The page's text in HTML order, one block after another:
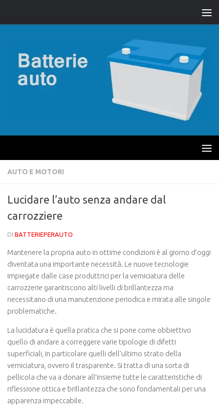
AUTO E MOTORI
Lucidare l’auto senza andare dal
carrozziere
DI BATTERIEPERAUTO
Mantenere la propria auto in ottime condizioni è al giorno d’oggi
diventata una importante necessità. Le nuove tecnologie
impiegate dalle case produttrici per la verniciatura delle
carrozzerie garantiscono alti livelli di brillantezza ma
necessitano di una manutenzione periodica e mirata alle singole
problematiche.
La lucidatura è quella pratica che si pone come obbiettivo
quello di andare a correggere varie tipologie di difetti
superficiali, in particolare quelli dell’ultimo strato della
verniciatura, ovvero il trasparente. Si tratta di una sorta di
pellicola che va a donare all’insieme tutte le caratteristiche di
riflessione ottica e brillantezza che sono fondamentali per una
apparenza impeccabile.